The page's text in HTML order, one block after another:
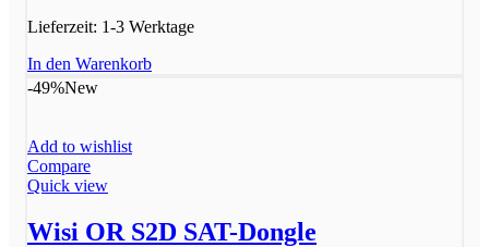
Lieferzeit: 1-3 Werktage
In den Warenkorb
-49%New
Add to wishlist
Compare
Quick view
Wisi OR S2D SAT-Dongle